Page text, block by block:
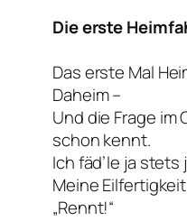
Die erste
Das erste Mal
Daheim –
Und die Frage im
schon kennt.
Ich fäd’le ja stets
Meine
„Rennt!“